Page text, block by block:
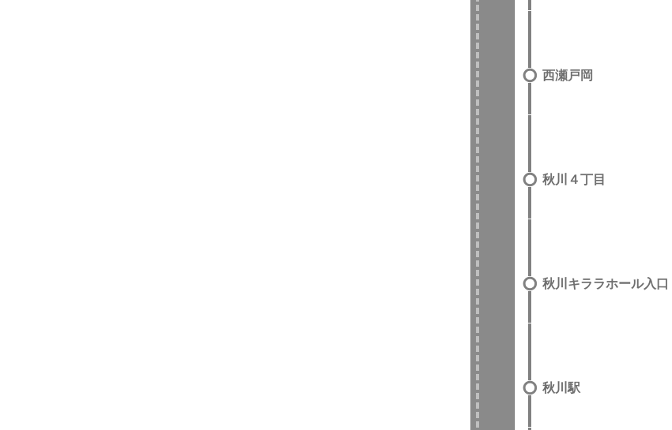
西瀬戸岡
秋川４丁目
秋川キララホール入口
秋川駅